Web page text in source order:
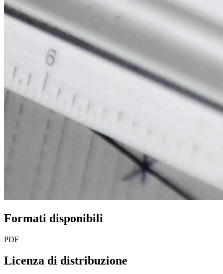
Formati disponibili
PDF
Licenza di distribuzione